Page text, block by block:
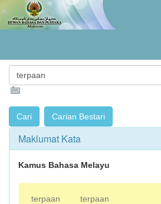
Maklumat Kata
Kamus Bahasa Melayu
terpaan terpaan